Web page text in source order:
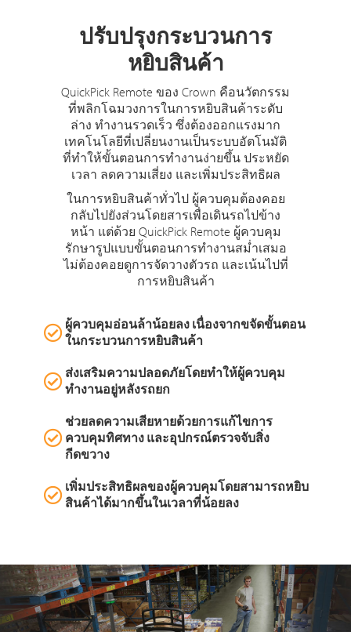
ปรับปรุงกระบวนการ
หยิบสินค้า
QuickPick Remote ของ Crown คือนวัตกรรม
ที่พลิกโฉมวงการในการหยิบสินค้าระดับ
ล่าง ทำงานรวดเร็ว ซึ่งต้องออกแรงมาก
เทคโนโลยีที่เปลี่ยนงานเป็นระบบอัตโนมัติ
ที่ทำให้ขั้นตอนการทำงานง่ายขึ้น ประหยัด
เวลา ลดความเสี่ยง และเพิ่มประสิทธิผล
ในการหยิบสินค้าทั่วไป ผู้ควบคุมต้องคอย
กลับไปยังส่วนโดยสารเพื่อเดินรถไปข้าง
หน้า แต่ด้วย QuickPick Remote ผู้ควบคุม
รักษารูปแบบขั้นตอนการทำงานสม่ำเสมอ
ไม่ต้องคอยดูการจัดวางตัวรถ และเน้นไปที่
การหยิบสินค้า
ผู้ควบคุมอ่อนล้าน้อยลง เนื่องจากขจัดขั้นตอน
ในกระบวนการหยิบสินค้า
ส่งเสริมความปลอดภัยโดยทำให้ผู้ควบคุม
ทำงานอยู่หลังรถยก
ช่วยลดความเสียหายด้วยการแก้ไขการ
ควบคุมทิศทาง และอุปกรณ์ตรวจจับสิ่ง
กีดขวาง
เพิ่มประสิทธิผลของผู้ควบคุมโดยสามารถหยิบ
สินค้าได้มากขึ้นในเวลาที่น้อยลง